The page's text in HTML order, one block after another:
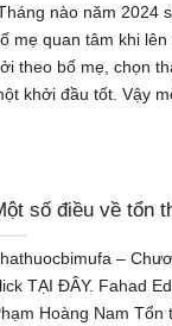
nào năm 2024
mẹ quan tâm khi
theo bố mẹ, chọn
khởi đầu tốt. Vậy
số điều về tổn
–
TẠI ĐÂY. Fahad
Hoàng Nam